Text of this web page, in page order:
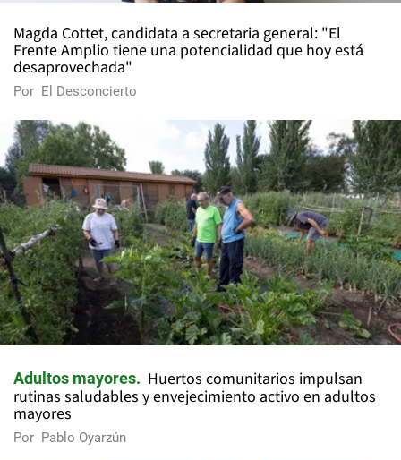
Magda Cottet, candidata a secretaria general: "El
Frente Amplio tiene una potencialidad que hoy está
desaprovechada"
Por El Desconcierto
Adultos mayores
Huertos comunitarios impulsan
rutinas saludables y envejecimiento activo en adultos
mayores
Por Pablo Oyarzún